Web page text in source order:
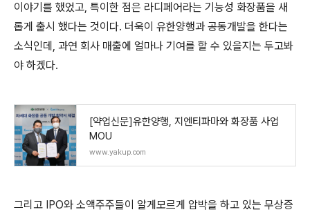
이야기를 했었고, 특이한 점은 라디페어라는 기능성 화장품을 새
롭게 출시 했다는 것이다. 더욱이 유한양행과 공동개발을 한다는
소식인데, 과연 회사 매출에 얼마나 기여를 할 수 있을지는 두고봐
야 하겠다.
[약업신문]유한양행, 지엔티파마와 화장품 사업
MOU
www.yakup.com
그리고 IPO와 소액주주들이 알게모르게 압박을 하고 있는 무상증